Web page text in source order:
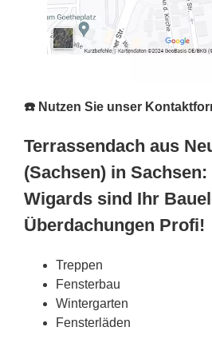
☎️ Nutzen Sie unser
Terrassendach aus
(Sachsen) in
Wigards sind Ihr
Überdachungen Profi!
Treppen
Fensterbau
Wintergarten
Fensterläden